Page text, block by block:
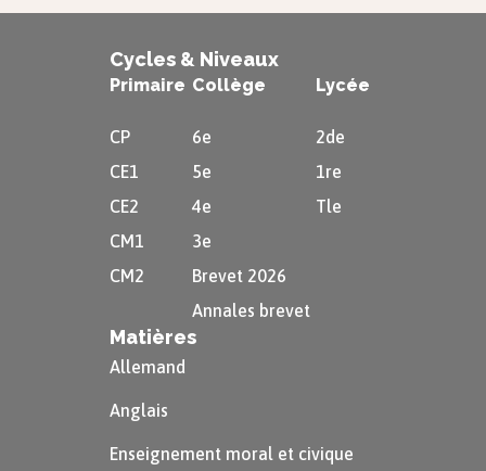
Cycles & Niveaux
Primaire
CP
CE1
CE2
CM1
CM2
Collège
6e
5e
4e
3e
Brevet 2026
Annales brevet
Lycée
2de
1re
Tle
Matières
Allemand
Anglais
Enseignement moral et civique